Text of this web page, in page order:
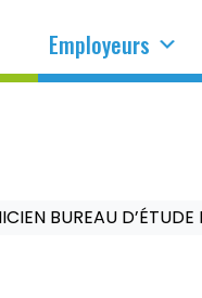
Employeurs
BUREAU